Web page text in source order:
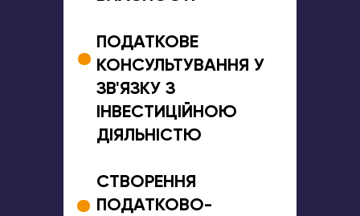
ПОДАТКОВЕ
КОНСУЛЬТУВАННЯ У
ЗВ'ЯЗКУ З
ІНВЕСТИЦІЙНОЮ
ДІЯЛЬНІСТЮ
СТВОРЕННЯ
ПОДАТКОВО-